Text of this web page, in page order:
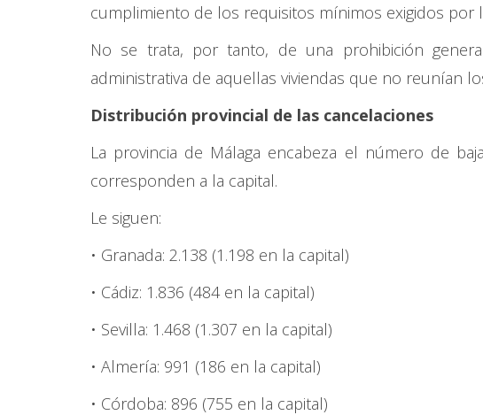
cumplimiento de los requisitos mínimos exigidos por
No se trata, por tanto, de una prohibición
administrativa de aquellas viviendas que no reunían
Distribución provincial de las cancelaciones
La provincia de Málaga encabeza el número de
corresponden a la capital.
Le siguen:
• Granada: 2.138 (1.198 en la capital)
• Cádiz: 1.836 (484 en la capital)
• Sevilla: 1.468 (1.307 en la capital)
• Almería: 991 (186 en la capital)
• Córdoba: 896 (755 en la capital)